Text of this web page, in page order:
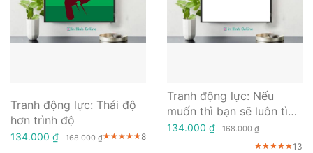
Tranh động lực: Thái độ
hơn trình độ
134.000 ₫ 168.000 ₫★★★★★
★★★★★
★★★★★8
Tranh động lực: Nếu
muốn thì bạn sẽ luôn tìm
cách nếu không muốn thì
làm bạn sẽ tìm lý do
134.000 ₫ 168.000 ₫
★★★★★
★★★★★
★★★★★13